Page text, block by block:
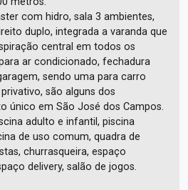
com hidro, sala 3 ambientes,
duplo, integrada a varanda que
central em todos os
ar condicionado, fechadura
sendo uma para carro
são alguns dos
único em São José dos Campos.
adulto e infantil, piscina
de uso comum, quadra de
churrasqueira, espaço
delivery, salão de jogos.